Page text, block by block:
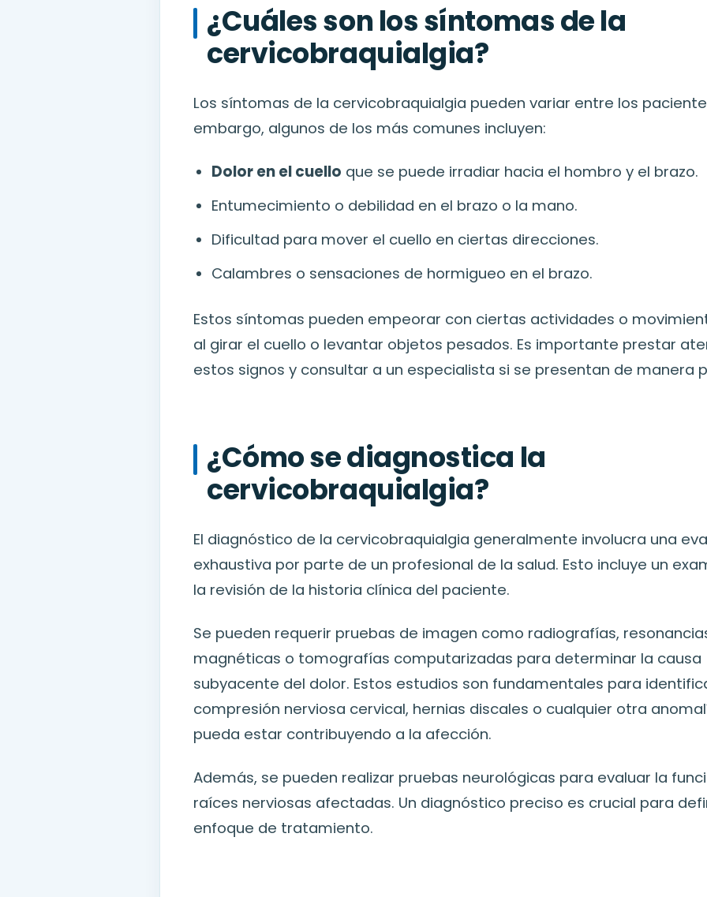
¿Cuáles son los síntomas de la
cervicobraquialgia?
Los síntomas de la cervicobraquialgia pueden variar entre los
embargo, algunos de los más comunes incluyen:
Dolor en el cuello que se puede irradiar hacia el hombro y el brazo.
Entumecimiento o debilidad en el brazo o la mano.
Dificultad para mover el cuello en ciertas direcciones.
Calambres o sensaciones de hormigueo en el brazo.
Estos síntomas pueden empeorar con ciertas actividades o
al girar el cuello o levantar objetos pesados. Es importante prestar
estos signos y consultar a un especialista si se presentan de manera
¿Cómo se diagnostica la
cervicobraquialgia?
El diagnóstico de la cervicobraquialgia generalmente involucra una
exhaustiva por parte de un profesional de la salud. Esto incluye un
la revisión de la historia clínica del paciente.
Se pueden requerir pruebas de imagen como radiografías,
magnéticas o tomografías computarizadas para determinar la causa
subyacente del dolor. Estos estudios son fundamentales para
compresión nerviosa cervical, hernias discales o cualquier otra
pueda estar contribuyendo a la afección.
Además, se pueden realizar pruebas neurológicas para evaluar la
raíces nerviosas afectadas. Un diagnóstico preciso es crucial para
enfoque de tratamiento.